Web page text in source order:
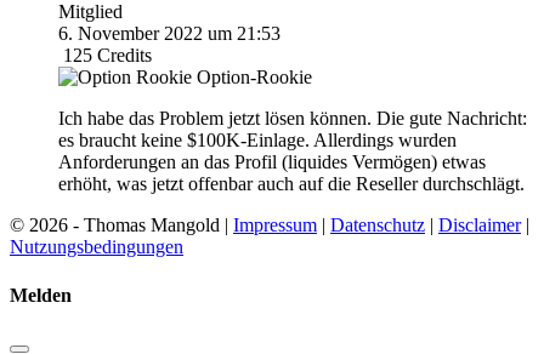
Mitglied
6. November 2022 um 21:53
125 Credits
Option-Rookie
Ich habe das Problem jetzt lösen können. Die gute Nachricht:
es braucht keine $100K-Einlage. Allerdings wurden
Anforderungen an das Profil (liquides Vermögen) etwas
erhöht, was jetzt offenbar auch auf die Reseller durchschlägt.
© 2026 - Thomas Mangold | Impressum | Datenschutz | Disclaimer|
Nutzungsbedingungen
Melden